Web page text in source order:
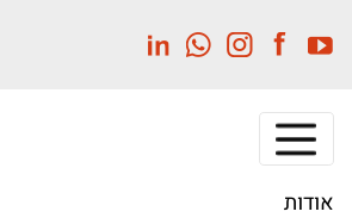
לתוכן
המרכזי
אודות